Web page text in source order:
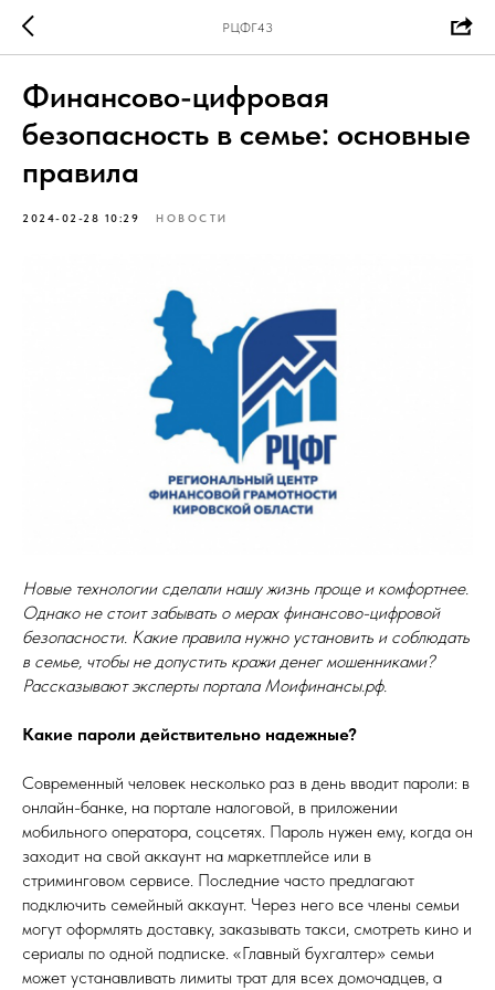
РЦФГ43
Финансово-цифровая
безопасность в семье: основные
правила
2024-02-28 10:29 НОВОСТИ
Новые технологии сделали нашу жизнь проще и комфортнее.
Однако не стоит забывать о мерах финансово-цифровой
безопасности. Какие правила нужно установить и соблюдать
в семье, чтобы не допустить кражи денег мошенниками?
Рассказывают эксперты портала Моифинансы.рф.
Какие пароли действительно надежные?
Современный человек несколько раз в день вводит пароли: в
онлайн-банке, на портале налоговой, в приложении
мобильного оператора, соцсетях. Пароль нужен ему, когда он
заходит на свой аккаунт на маркетплейсе или в
стриминговом сервисе. Последние часто предлагают
подключить семейный аккаунт. Через него все члены семьи
могут оформлять доставку, заказывать такси, смотреть кино и
сериалы по одной подписке. «Главный бухгалтер» семьи
может устанавливать лимиты трат для всех домочадцев, а